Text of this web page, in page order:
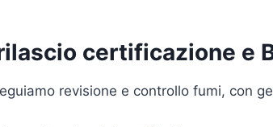
certificazione e
revisione e controllo fumi, con